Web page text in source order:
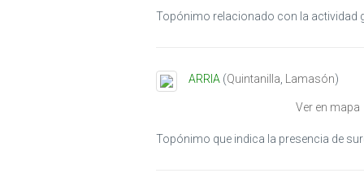
Topónimo relacionado con la actividad
ARRIA (Quintanilla Lamasón)
Ver en mapa
Topónimo que indica la presencia de